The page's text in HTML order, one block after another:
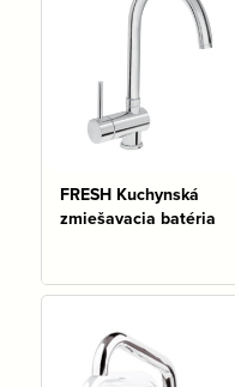
FRESH Kuchynská
zmiešavacia batéria